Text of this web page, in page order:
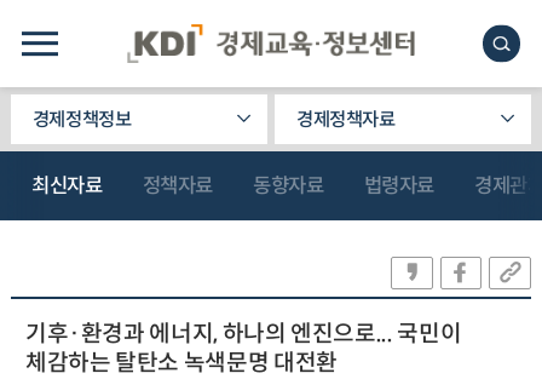
경제정책정보 경제정책자료
최신자료 정책자료 동향자료 법령자료 경제관
기후·환경과 에너지, 하나의 엔진으로... 국민이
체감하는 탈탄소 녹색문명 대전환